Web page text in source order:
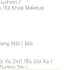
/
/Xịt Khoá Makeup
Mắt / Môi
Xả 2in1 /Bộ Gội Xả /
Tóc /